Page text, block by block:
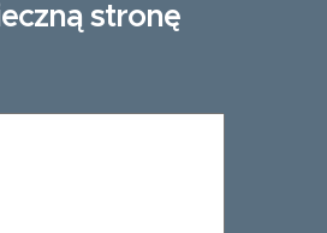
stronę